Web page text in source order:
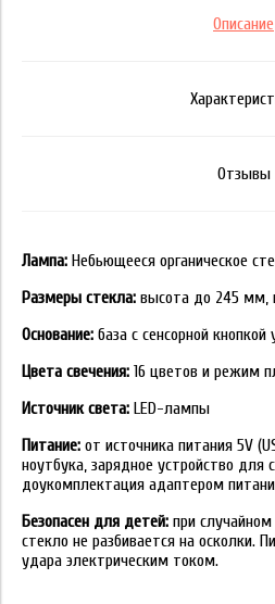
Описание
Отзывы
Лампа: Небьющееся органическое
Размеры стекла: высота до 245 мм,
Основание: база с сенсорной кнопкой
Цвета свечения: 16 цветов и режим
Источник света: LED-лампы
Питание: от источника питания 5V
ноутбука, зарядное устройство
доукомплектация адаптером
Безопасен для детей: при случайном
стекло не разбивается на осколки.
удара электрическим током.